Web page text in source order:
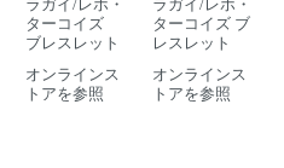
ラガイ/レホ・
ターコイズ
ブレスレット
オンラインス
トアを参照
ラガイ/レホ・
ターコイズ ブ
レスレット
オンラインス
トアを参照